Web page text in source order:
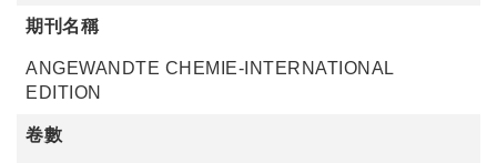
期刊名稱
ANGEWANDTE CHEMIE-INTERNATIONAL
EDITION
卷數